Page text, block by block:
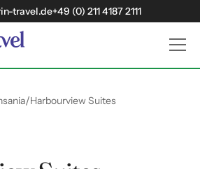
travel.de+49 (0) 211 4187 2111
/Harbourview Suites